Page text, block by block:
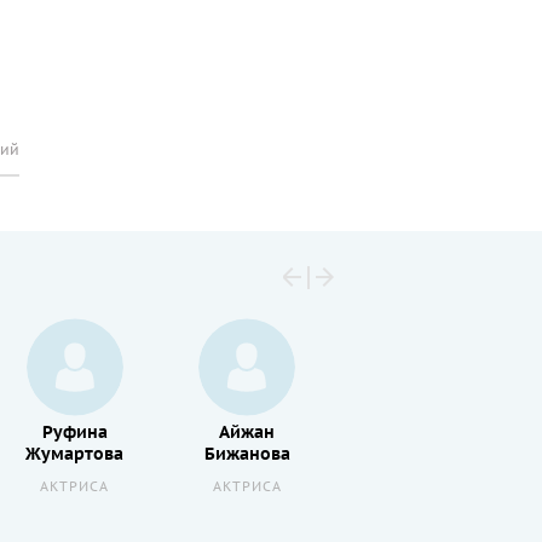
Руфина
Жумартова
АКТРИСА
Айжан
Бижанова
АКТРИСА